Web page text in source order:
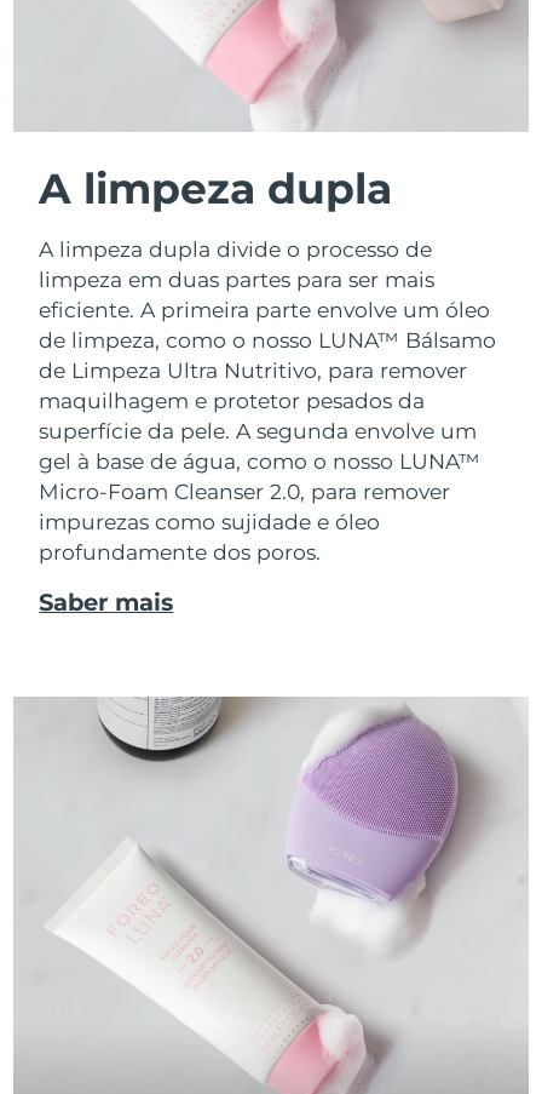
A limpeza dupla
A limpeza dupla divide o processo de
limpeza em duas partes para ser mais
eficiente. A primeira parte envolve um óleo
de limpeza, como o nosso LUNA™ Bálsamo
de Limpeza Ultra Nutritivo, para remover
maquilhagem e protetor pesados da
superfície da pele. A segunda envolve um
gel à base de água, como o nosso LUNA™
Micro-Foam Cleanser 2.0, para remover
impurezas como sujidade e óleo
profundamente dos poros.
Saber mais